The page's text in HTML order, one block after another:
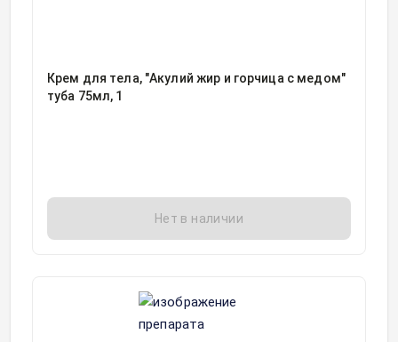
Крем для тела, "Акулий жир и горчица с медом"
туба 75мл, 1
Нет в наличии